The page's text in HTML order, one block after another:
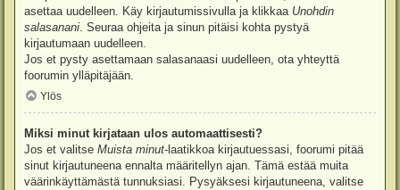
asettaa uudelleen. Käy kirjautumissivulla ja klikkaa Unohdin
salasanani . Seuraa ohjeita ja sinun pitäisi kohta pystyä
kirjautumaan uudelleen.
Jos et pysty asettamaan salasanaasi uudelleen, ota yhteyttä
foorumin ylläpitäjään.
Ylös
Miksi minut kirjataan ulos automaattisesti?
Jos et valitse Muista minut-laatikkoa kirjautuessasi, foorumi pitää
sinut kirjautuneena ennalta määritellyn ajan. Tämä estää muita
väärinkäyttämästä tunnuksiasi. Pysyäksesi kirjautuneena, valitse